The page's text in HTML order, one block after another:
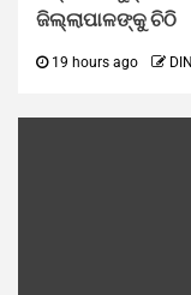
ଜିଲ୍ଲାପାଳଙ୍କୁ ଚିଠି
19 hours ago